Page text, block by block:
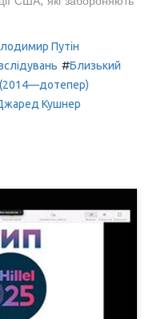
Путін
#Близький
(2014—дотепер)
Кушнер